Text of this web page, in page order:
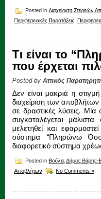
Posted in Διαχείριση Στερεών
Περιφερειακές Παρατάξεις
Τι είναι το
που έρχεται
Posted by Αττικός
Δεν είναι μακριά η
διαχείριση των
σε δραστικές λύσεις.
συγκαταλέγεται
μελετηθεί και
σύστημα “Πληρώνω
διαφορετικό σύστημα
Posted in Βούλα Δήμος Βάρης-
Αποβλήτων
No Comments »